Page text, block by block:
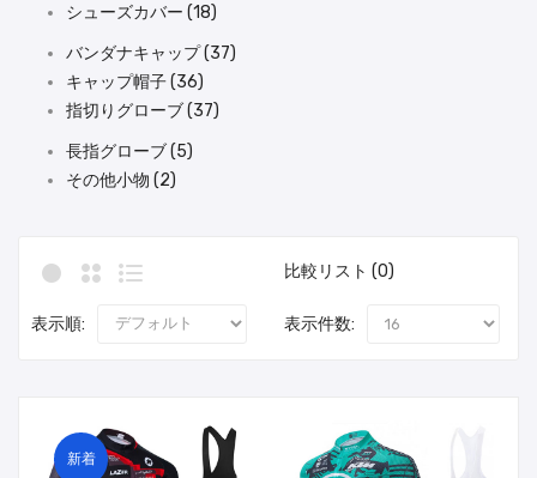
シューズカバー (18)
バンダナキャップ (37)
キャップ帽子 (36)
指切りグローブ (37)
長指グローブ (5)
その他小物 (2)
比較リスト (0)
表示順: 表示件数:
新着